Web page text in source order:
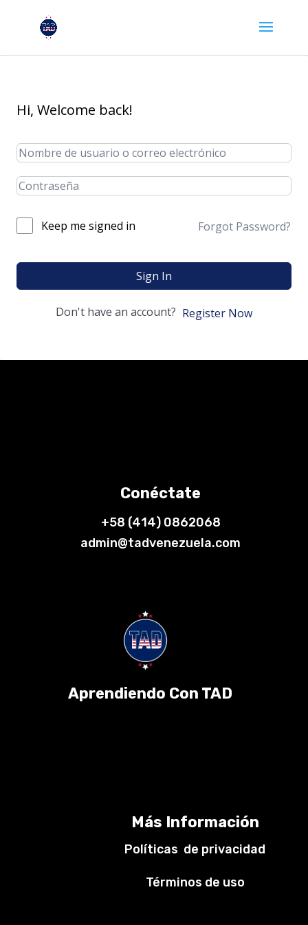
Hi, Welcome back!
Keep me signed in Forgot Password?
Sign In
Don't have an account? Register Now
Conéctate
+58 (414) 0862068
admin@tadvenezuela.com
Aprendiendo Con TAD
Más Información
Políticas de privacidad
Términos de uso